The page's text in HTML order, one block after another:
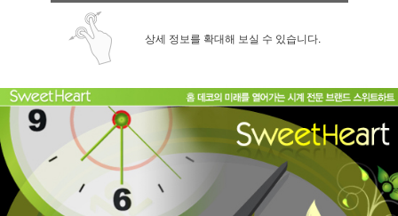
상세 정보를 확대해 보실 수 있습니다.